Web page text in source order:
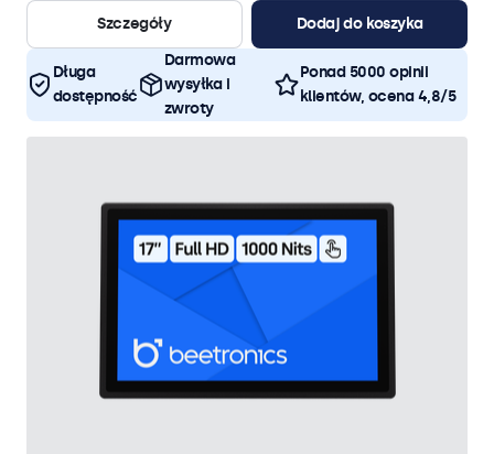
Szczegóły
Dodaj do koszyka
Długa
dostępność
Darmowa
wysyłka i
zwroty
Ponad 5000 opinii
klientów, ocena 4,8/5